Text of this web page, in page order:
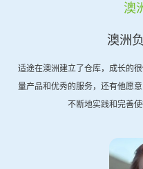
澳
澳洲
适途在澳洲建立了仓库，成长的
量产品和优秀的服务，还有他愿
不断地实践和完善